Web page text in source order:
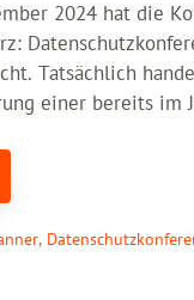
2024 hat die
Tatsächlich
einer bereits im
,